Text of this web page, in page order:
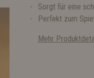
Sorgt für eine
Perfekt zum
Mehr